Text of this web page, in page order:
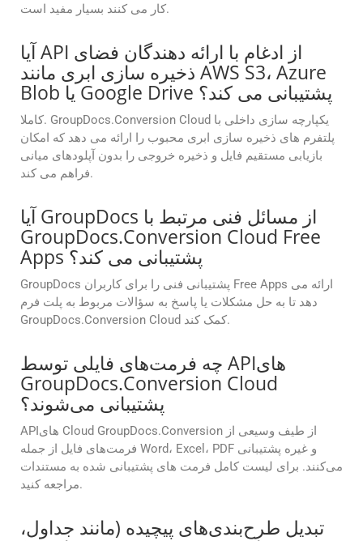
کار می کنند بسیار مفید است.
آیا API از ادغام با ارائه دهندگان فضای
ذخیره سازی ابری مانند AWS S3، Azure
Blob یا Google Drive پشتیبانی می کند؟
کاملا. GroupDocs.Conversion Cloud یکپارچه سازی داخلی با
پلتفرم های ذخیره سازی ابری محبوب را ارائه می دهد که امکان
بازیابی مستقیم فایل و ذخیره خروجی را بدون آپلودهای میانی
فراهم می کند.
آیا GroupDocs از مسائل فنی مرتبط با
GroupDocs.Conversion Cloud Free
Apps پشتیبانی می کند؟
GroupDocs پشتیبانی فنی را برای کاربران Free Apps ارائه می
دهد تا به حل مشکلات یا پاسخ به سؤالات مربوط به پلت فرم
GroupDocs.Conversion Cloud کمک کند.
چه فرمت‌های فایلی توسط APIهای
GroupDocs.Conversion Cloud
پشتیبانی می‌شوند؟
APIهای Cloud GroupDocs.Conversion از طیف وسیعی از
فرمت‌های فایل از جمله Word، Excel، PDF و غیره پشتیبانی
می‌کنند. برای لیست کامل فرمت های پشتیبانی شده به مستندات
مراجعه کنید.
تبدیل طرح‌بندی‌های پیچیده (مانند جداول،